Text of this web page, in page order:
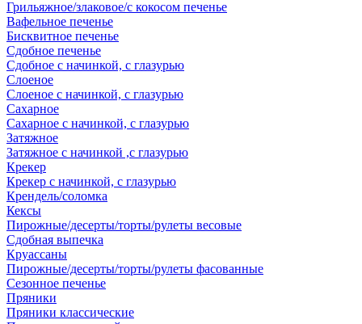
Грильяжное/злаковое/с кокосом печенье
Вафельное печенье
Бисквитное печенье
Сдобное печенье
Сдобное с начинкой, с глазурью
Слоеное
Слоеное с начинкой, с глазурью
Сахарное
Сахарное с начинкой, с глазурью
Затяжное
Затяжное с начинкой ,с глазурью
Крекер
Крекер с начинкой, с глазурью
Крендель/соломка
Кексы
Пирожные/десерты/торты/рулеты весовые
Сдобная выпечка
Круассаны
Пирожные/десерты/торты/рулеты фасованные
Сезонное печенье
Пряники
Пряники классические